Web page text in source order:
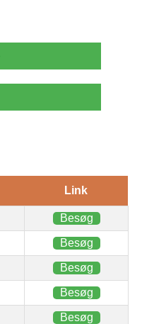
Link
Besøg
Besøg
Besøg
Besøg
Besøg